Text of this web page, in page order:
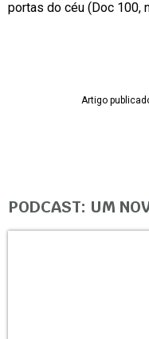
portas do céu (Doc 100,
Artigo
PODCAST: UM